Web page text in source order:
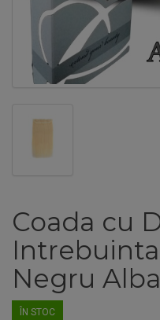
Coada cu
Negru
ÎN STOC